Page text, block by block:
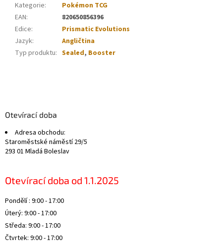
Kategorie:
Pokémon TCG
EAN:
820650856396
Edice:
Prismatic Evolutions
Jazyk:
Angličtina
Typ produktu: Sealed, Booster
Otevírací doba
Adresa obchodu:
Staroměstské náměstí 29/5
293 01 Mladá Boleslav
Otevírací doba od 1.1.2025
Pondělí : 9:00 - 17:00
Úterý: 9:00 - 17:00
Středa: 9:00 - 17:00
Čtvrtek: 9:00 - 17:00